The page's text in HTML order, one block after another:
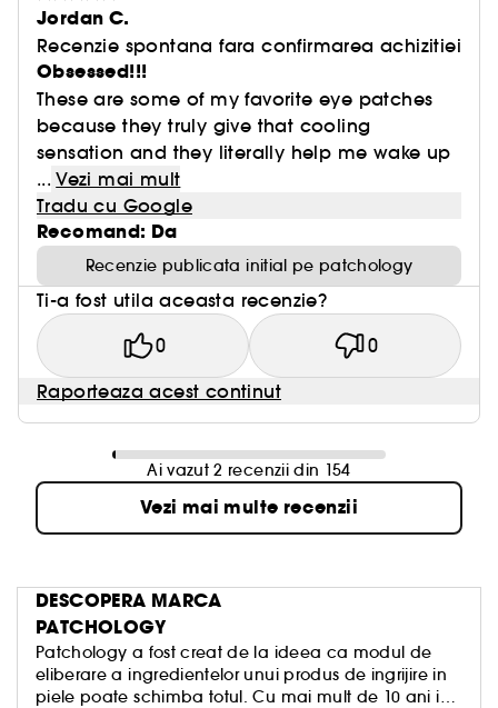
Jordan C.
Recenzie spontana fara confirmarea achizitiei
Obsessed!!!
These are some of my favorite eye patches
because they truly give that cooling
sensation and they literally help me wake up
... Vezi mai mult
Tradu cu Google
Recomand: Da
Recenzie publicata initial pe patchology
Ti-a fost utila aceasta recenzie?
0 0
Raporteaza acest continut
Ai vazut 2 recenzii din 154
Vezi mai multe recenzii
DESCOPERA MARCA
PATCHOLOGY
Patchology a fost creat de la ideea ca modul de
eliberare a ingredientelor unui produs de ingrijire in
piele poate schimba totul. Cu mai mult de 10 ani in